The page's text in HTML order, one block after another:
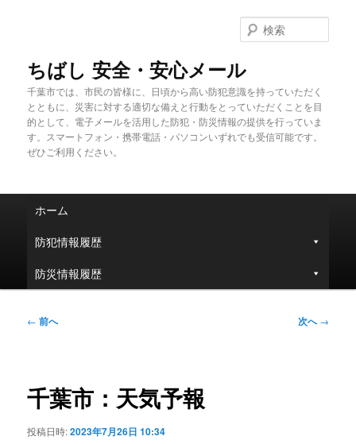
ちばし 安全・安心メール
千葉市では、市民の皆様に、日頃から高い防犯意識を持っていただく
とともに、災害に対する適切な備えと行動をとっていただくことを目
的として、電子メールを活用した防犯・防災情報の提供を行っていま
す。スマートフォン・携帯電話・パソコンいずれでも受信可能です。
ぜひご利用ください。
索
ュ
ホーム
防犯情報履歴
防災情報履歴
投
ゲ
ー
ョ
← 前へ 次へ→
千葉市：天気予報
投稿日時:2023年7月26日 10:34